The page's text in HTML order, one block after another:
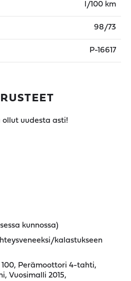
l/100 km
98/73
P-16617
ollut uudesta asti!
kunnossa)
kalastukseen
Perämoottori 4-tahti,
Vuosimalli 2015,